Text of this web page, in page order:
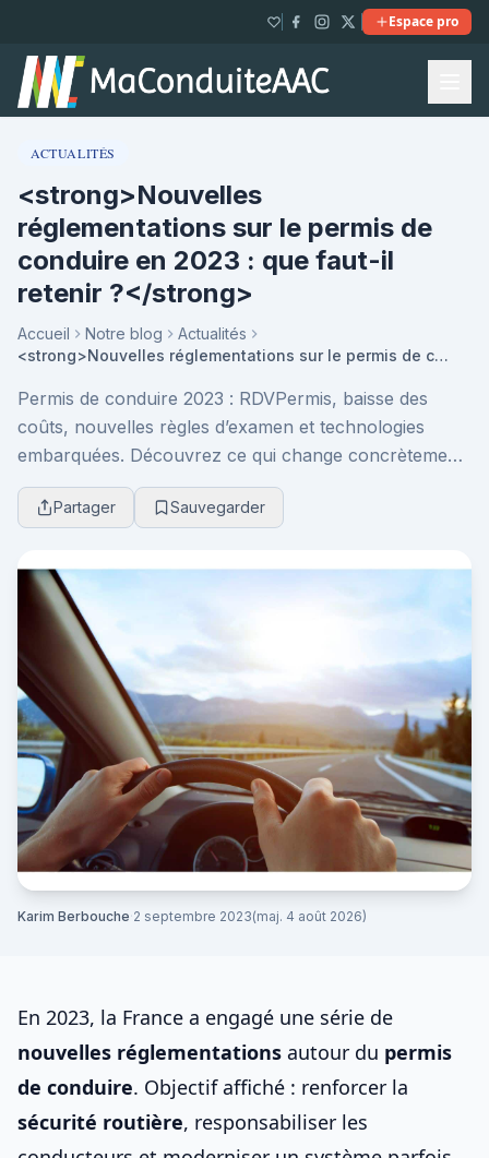
Espace pro
ACTUALITÉS
<strong>Nouvelles
réglementations sur le permis de
conduire en 2023 : que faut-il
retenir ?</strong>
Accueil Notre blog
Actualités
<strong>Nouvelles réglementations sur le permis de conduire en 2023 : que faut-il retenir ?</strong>
Permis de conduire 2023 : RDVPermis, baisse des
coûts, nouvelles règles d’examen et technologies
embarquées. Découvrez ce qui change concrètement,
et comment ces réformes impactent votre formation
et ...Partager Sauvegarder
Karim Berbouche·2 septembre 2023(maj. 4 août 2026)
En 2023, la France a engagé une série de
nouvelles réglementations autour du permis
de conduire. Objectif affiché : renforcer la
sécurité routière, responsabiliser les